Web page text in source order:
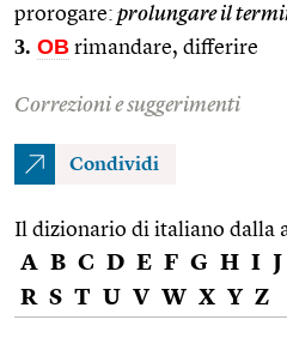
prorogare: prolungare il
3. OB rimandare, differire
Correzioni e suggerimenti
Condividi
Il dizionario di italiano dalla
A B C D E F G H I J
R S T U V W X Y Z